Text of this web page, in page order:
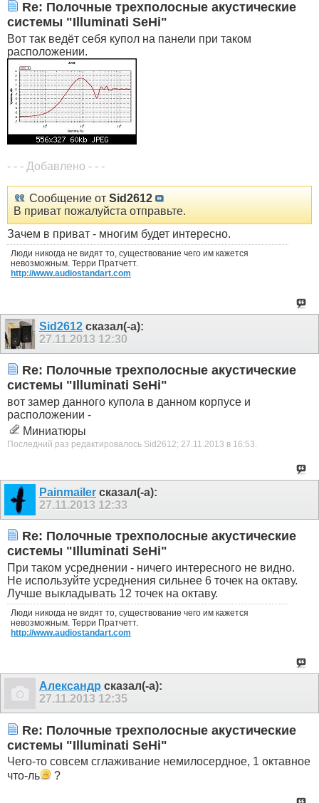
Re: Полочные трехполосные акустические
системы "Illuminati SeHi"
Вот так ведёт себя купол на панели при таком
расположении.
- - - Добавлено - - -
Сообщение от Sid2612
В приват пожалуйста отправьте.
Зачем в приват - многим будет интересно.
Люди никогда не видят то, существование чего им кажется
невозможным. Терри Пратчетт.
http://www.audiostandart.com
Sid2612 сказал(-а):
27.11.2013 12:30
Re: Полочные трехполосные акустические
системы "Illuminati SeHi"
вот замер данного купола в данном корпусе и
расположении -
Миниатюры
Последний раз редактировалось Sid2612; 27.11.2013 в 16:53.
Painmailer сказал(-а):
27.11.2013 12:33
Re: Полочные трехполосные акустические
системы "Illuminati SeHi"
При таком усреднении - ничего интересного не видно.
Не используйте усреднения сильнее 6 точек на октаву.
Лучше выкладывать 12 точек на октаву.
Люди никогда не видят то, существование чего им кажется
невозможным. Терри Пратчетт.
http://www.audiostandart.com
Александр сказал(-а):
27.11.2013 12:35
Re: Полочные трехполосные акустические
системы "Illuminati SeHi"
Чего-то совсем сглаживание немилосердное, 1 октавное
что-ль
?